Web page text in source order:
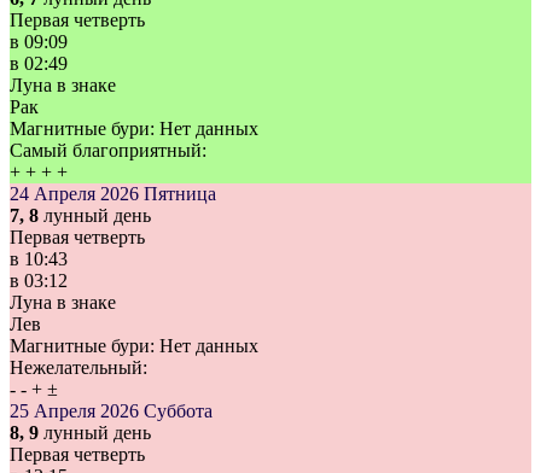
Первая четверть
в 09:09
в 02:49
Луна в знаке
Рак
Магнитные бури: Нет данных
Самый благоприятный:
+ + + +
24 Апреля 2026 Пятница
7, 8 лунный день
Первая четверть
в 10:43
в 03:12
Луна в знаке
Лев
Магнитные бури: Нет данных
Нежелательный:
- - + ±
25 Апреля 2026 Суббота
8, 9 лунный день
Первая четверть